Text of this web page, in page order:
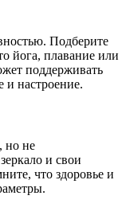
Подберите
йога, плавание или
поддерживать
и настроение.
но не
и свои
что здоровье и